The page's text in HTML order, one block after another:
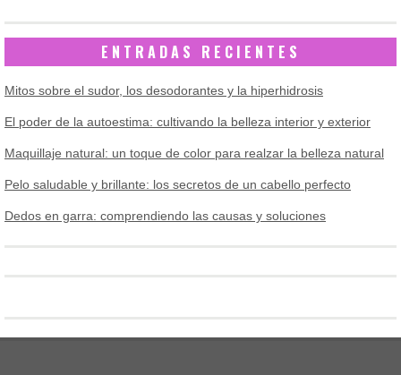
ENTRADAS RECIENTES
Mitos sobre el sudor, los desodorantes y la hiperhidrosis
El poder de la autoestima: cultivando la belleza interior y exterior
Maquillaje natural: un toque de color para realzar la belleza natural
Pelo saludable y brillante: los secretos de un cabello perfecto
Dedos en garra: comprendiendo las causas y soluciones